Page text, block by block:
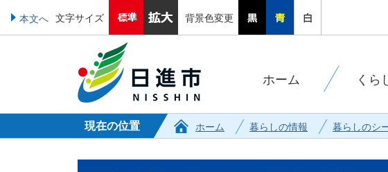
本文へ 文字サイズ 背景色変更
ホーム くら
現在の位置 ホーム 暮らしの情報 暮らしのシ